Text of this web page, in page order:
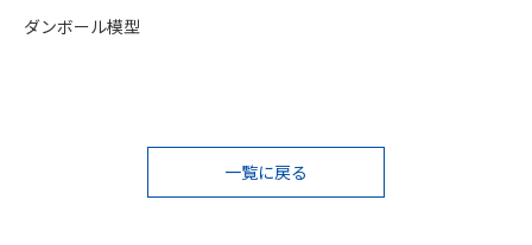
ダンボール模型
一覧に戻る